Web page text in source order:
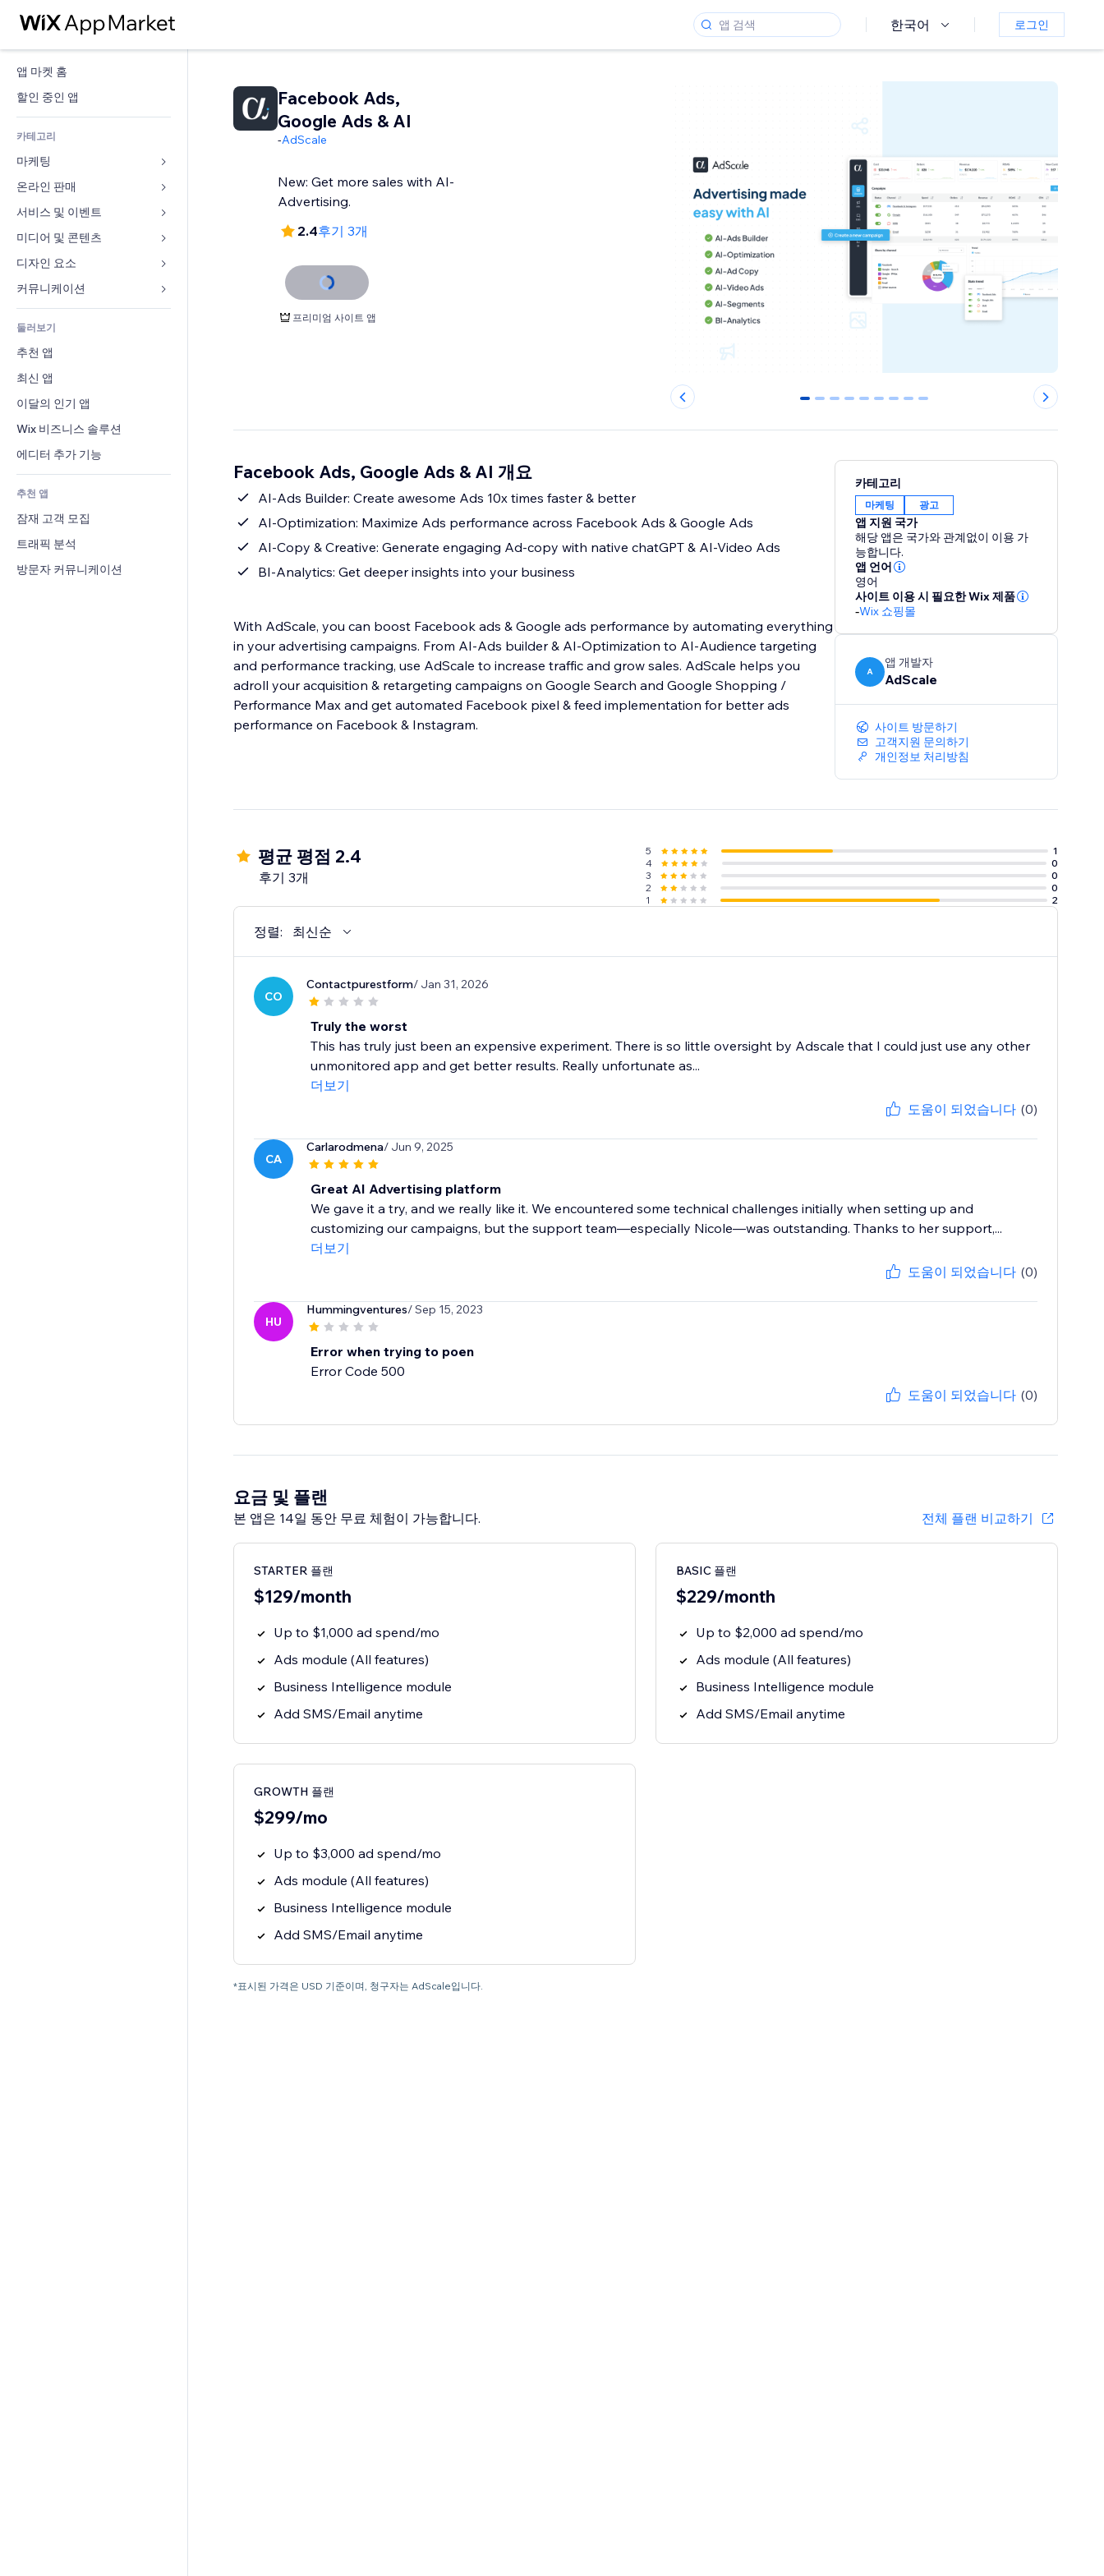
한국어 로그인
앱 마켓 홈
할인 중인 앱
카테고리
마케팅
광고
모바일
사이트 통계
사이트 목록
이메일
온라인 판매
쇼핑몰 관련 앱
배송
판매 버튼
회계
쿠폰 및 로열티
창고 서비스
식품 및 음료
서비스 및 이벤트
호텔
이벤트
음식점
부동산
예약
미디어 및 콘텐츠
갤러리
뮤직
팟캐스트
사진
동영상
PDF
파일 공유
소식
디자인 요소
지도 및 내비게이션
개인정보 및 보안
시계
페이지 템플릿
이미지 효과
버튼 & 메뉴
배너 및 배지
계산기
검색
일기예보
차트 및 표
양식
블로그
설문
채팅
메모
전화번호
커뮤니티
평가와 후기
CRM
둘러보기
추천 앱
최신 앱
이달의 인기 앱
Wix 비즈니스 솔루션
에디터 추가 기능
추천 앱
잠재 고객 모집
트래픽 분석
방문자 커뮤니케이션
Facebook Ads,
Google Ads & AI
-AdScale
New: Get more sales with AI-
Advertising.
2.4후기 3개
프리미엄 사이트 앱
0 1 2 3 4 5 6 7 8
Facebook Ads, Google Ads & AI 개요
AI-Ads Builder: Create awesome Ads 10x times faster & better
AI-Optimization: Maximize Ads performance across Facebook Ads & Google Ads
AI-Copy & Creative: Generate engaging Ad-copy with native chatGPT & AI-Video Ads
BI-Analytics: Get deeper insights into your business
With AdScale, you can boost Facebook ads & Google ads performance by automating everything
in your advertising campaigns. From AI-Ads builder & AI-Optimization to AI-Audience targeting
and performance tracking, use AdScale to increase traffic and grow sales. AdScale helps you
adroll your acquisition & retargeting campaigns on Google Search and Google Shopping /
Performance Max and get automated Facebook pixel & feed implementation for better ads
performance on Facebook & Instagram.
카테고리
마케팅 광고
앱 지원 국가
해당 앱은 국가와 관계없이 이용 가
능합니다.
앱 언어
영어
사이트 이용 시 필요한 Wix 제품
-Wix 쇼핑몰
A
앱 개발자
AdScale
사이트 방문하기
고객지원 문의하기
개인정보 처리방침
평균 평점 2.4
후기 3개
5
1
4
0
3
0
2
0
1
2
정렬: 최신순
CO
Contactpurestform/ Jan 31, 2026
Truly the worst
This has truly just been an expensive experiment. There is so little oversight by Adscale that I could just use any other
unmonitored app and get better results. Really unfortunate as...
더보기
도움이 되었습니다 (0)
CA
Carlarodmena/ Jun 9, 2025
Great AI Advertising platform
We gave it a try, and we really like it. We encountered some technical challenges initially when setting up and
customizing our campaigns, but the support team—especially Nicole—was outstanding. Thanks to her support,...
더보기
도움이 되었습니다 (0)
HU
Hummingventures/ Sep 15, 2023
Error when trying to poen
Error Code 500
도움이 되었습니다 (0)
요금 및 플랜
본 앱은 14일 동안 무료 체험이 가능합니다. 전체 플랜 비교하기
STARTER 플랜
$129/month
Up to $1,000 ad spend/mo
Ads module (All features)
Business Intelligence module
Add SMS/Email anytime
BASIC 플랜
$229/month
Up to $2,000 ad spend/mo
Ads module (All features)
Business Intelligence module
Add SMS/Email anytime
GROWTH 플랜
$299/mo
Up to $3,000 ad spend/mo
Ads module (All features)
Business Intelligence module
Add SMS/Email anytime
*표시된 가격은 USD 기준이며, 청구자는 AdScale입니다.